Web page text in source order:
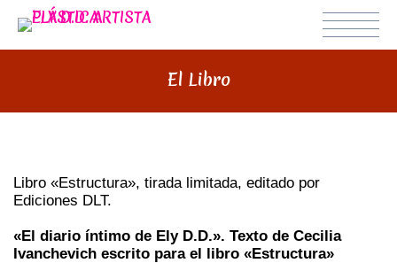
El Libro
Libro «Estructura», tirada limitada, editado por
Ediciones DLT.
«El diario íntimo de Ely D.D.». Texto de Cecilia
Ivanchevich escrito para el libro «Estructura»